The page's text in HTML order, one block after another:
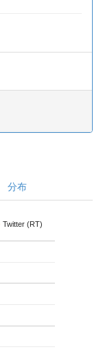
分布
Twitter (RT)